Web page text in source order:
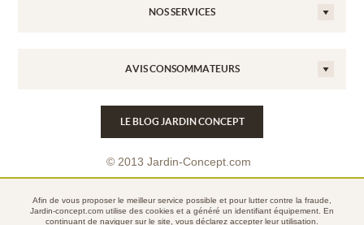
NOS SERVICES
AVIS CONSOMMATEURS
LE BLOG JARDIN CONCEPT
© 2013 Jardin-Concept.com
Mentions légales
Afin de vous proposer le meilleur service possible et pour lutter contre la fraude,
Jardin-concept.com utilise des cookies et a généré un identifiant équipement. En
continuant de naviguer sur le site, vous déclarez accepter leur utilisation.